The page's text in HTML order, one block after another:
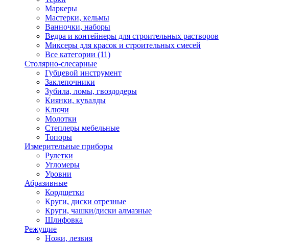
Маркеры
Мастерки, кельмы
Ванночки, наборы
Ведра и контейнеры для строительных растворов
Миксеры для красок и строительных смесей
Все категории (11)
Столярно-слесарные
Губцевой инструмент
Заклепочники
Зубила, ломы, гвоздодеры
Киянки, кувалды
Ключи
Молотки
Степлеры мебельные
Топоры
Измерительные приборы
Рулетки
Угломеры
Уровни
Абразивные
Кордщетки
Круги, диски отрезные
Круги, чашки/диски алмазные
Шлифовка
Режущие
Ножи, лезвия